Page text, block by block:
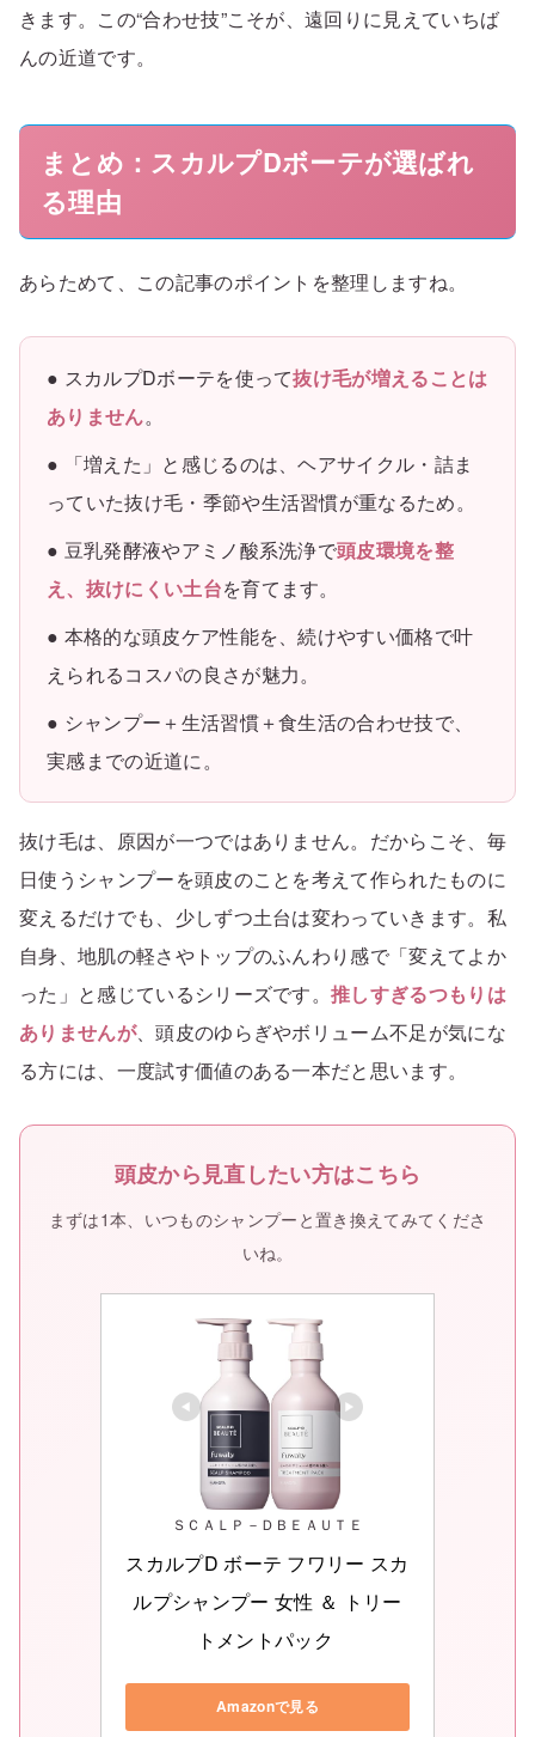
きます。この“合わせ技”こそが、遠回りに見えていちば
んの近道です。
まとめ：スカルプDボーテが選ばれ
る理由
あらためて、この記事のポイントを整理しますね。
● スカルプDボーテを使って抜け毛が増えることは
ありません。
● 「増えた」と感じるのは、ヘアサイクル・詰ま
っていた抜け毛・季節や生活習慣が重なるため。
● 豆乳発酵液やアミノ酸系洗浄で頭皮環境を整
え、抜けにくい土台を育てます。
● 本格的な頭皮ケア性能を、続けやすい価格で叶
えられるコスパの良さが魅力。
● シャンプー＋生活習慣＋食生活の合わせ技で、
実感までの近道に。
抜け毛は、原因が一つではありません。だからこそ、毎
日使うシャンプーを頭皮のことを考えて作られたものに
変えるだけでも、少しずつ土台は変わっていきます。私
自身、地肌の軽さやトップのふんわり感で「変えてよか
った」と感じているシリーズです。推しすぎるつもりは
ありませんが、頭皮のゆらぎやボリューム不足が気にな
る方には、一度試す価値のある一本だと思います。
頭皮から見直したい方はこちら
まずは1本、いつものシャンプーと置き換えてみてくださ
いね。
ＳＣＡＬＰ－ＤＢＥＡＵＴＥ
スカルプD ボーテ フワリー スカ
ルプシャンプー 女性 ＆ トリー
トメントパック
Amazonで見る